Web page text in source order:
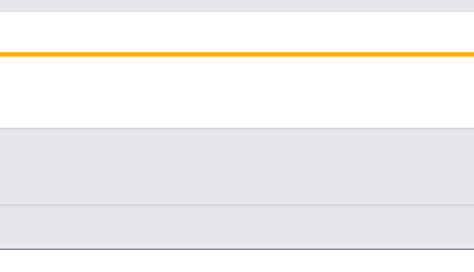
Rometal
por R$
Puxador